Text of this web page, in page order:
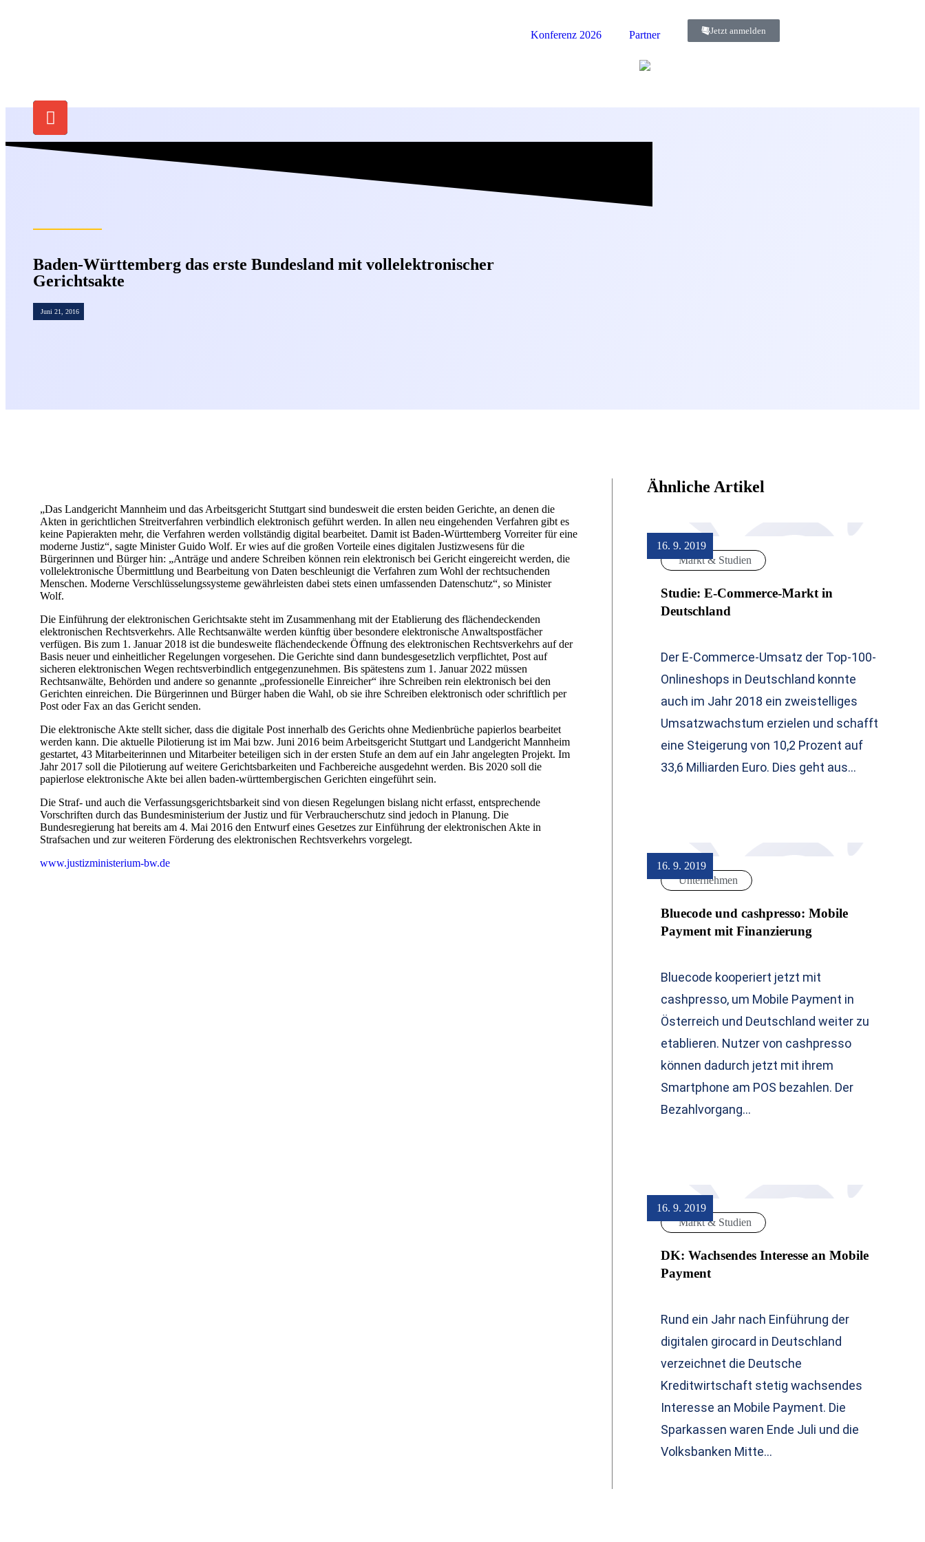
Konferenz 2026 Partner Jetzt anmelden
Baden-Württemberg das erste Bundesland mit vollelektronischer
Gerichtsakte
Juni 21, 2016
„Das Landgericht Mannheim und das Arbeitsgericht Stuttgart sind bundesweit die ersten beiden Gerichte, an denen die
Akten in gerichtlichen Streitverfahren verbindlich elektronisch geführt werden. In allen neu eingehenden Verfahren gibt es
keine Papierakten mehr, die Verfahren werden vollständig digital bearbeitet. Damit ist Baden-Württemberg Vorreiter für eine
moderne Justiz“, sagte Minister Guido Wolf. Er wies auf die großen Vorteile eines digitalen Justizwesens für die
Bürgerinnen und Bürger hin: „Anträge und andere Schreiben können rein elektronisch bei Gericht eingereicht werden, die
vollelektronische Übermittlung und Bearbeitung von Daten beschleunigt die Verfahren zum Wohl der rechtsuchenden
Menschen. Moderne Verschlüsselungssysteme gewährleisten dabei stets einen umfassenden Datenschutz“, so Minister
Wolf.
Die Einführung der elektronischen Gerichtsakte steht im Zusammenhang mit der Etablierung des flächendeckenden
elektronischen Rechtsverkehrs. Alle Rechtsanwälte werden künftig über besondere elektronische Anwaltspostfächer
verfügen. Bis zum 1. Januar 2018 ist die bundesweite flächendeckende Öffnung des elektronischen Rechtsverkehrs auf der
Basis neuer und einheitlicher Regelungen vorgesehen. Die Gerichte sind dann bundesgesetzlich verpflichtet, Post auf
sicheren elektronischen Wegen rechtsverbindlich entgegenzunehmen. Bis spätestens zum 1. Januar 2022 müssen
Rechtsanwälte, Behörden und andere so genannte „professionelle Einreicher“ ihre Schreiben rein elektronisch bei den
Gerichten einreichen. Die Bürgerinnen und Bürger haben die Wahl, ob sie ihre Schreiben elektronisch oder schriftlich per
Post oder Fax an das Gericht senden.
Die elektronische Akte stellt sicher, dass die digitale Post innerhalb des Gerichts ohne Medienbrüche papierlos bearbeitet
werden kann. Die aktuelle Pilotierung ist im Mai bzw. Juni 2016 beim Arbeitsgericht Stuttgart und Landgericht Mannheim
gestartet, 43 Mitarbeiterinnen und Mitarbeiter beteiligen sich in der ersten Stufe an dem auf ein Jahr angelegten Projekt. Im
Jahr 2017 soll die Pilotierung auf weitere Gerichtsbarkeiten und Fachbereiche ausgedehnt werden. Bis 2020 soll die
papierlose elektronische Akte bei allen baden-württembergischen Gerichten eingeführt sein.
Die Straf- und auch die Verfassungsgerichtsbarkeit sind von diesen Regelungen bislang nicht erfasst, entsprechende
Vorschriften durch das Bundesministerium der Justiz und für Verbraucherschutz sind jedoch in Planung. Die
Bundesregierung hat bereits am 4. Mai 2016 den Entwurf eines Gesetzes zur Einführung der elektronischen Akte in
Strafsachen und zur weiteren Förderung des elektronischen Rechtsverkehrs vorgelegt.
www.justizministerium-bw.de
Ähnliche Artikel
16. 9. 2019
Markt & Studien
Studie: E-Commerce-Markt in
Deutschland
Der E-Commerce-Umsatz der Top-100-
Onlineshops in Deutschland konnte
auch im Jahr 2018 ein zweistelliges
Umsatzwachstum erzielen und schafft
eine Steigerung von 10,2 Prozent auf
33,6 Milliarden Euro. Dies geht aus…
16. 9. 2019
Unternehmen
Bluecode und cashpresso: Mobile
Payment mit Finanzierung
Bluecode kooperiert jetzt mit
cashpresso, um Mobile Payment in
Österreich und Deutschland weiter zu
etablieren. Nutzer von cashpresso
können dadurch jetzt mit ihrem
Smartphone am POS bezahlen. Der
Bezahlvorgang…
16. 9. 2019
Markt & Studien
DK: Wachsendes Interesse an Mobile
Payment
Rund ein Jahr nach Einführung der
digitalen girocard in Deutschland
verzeichnet die Deutsche
Kreditwirtschaft stetig wachsendes
Interesse an Mobile Payment. Die
Sparkassen waren Ende Juli und die
Volksbanken Mitte…